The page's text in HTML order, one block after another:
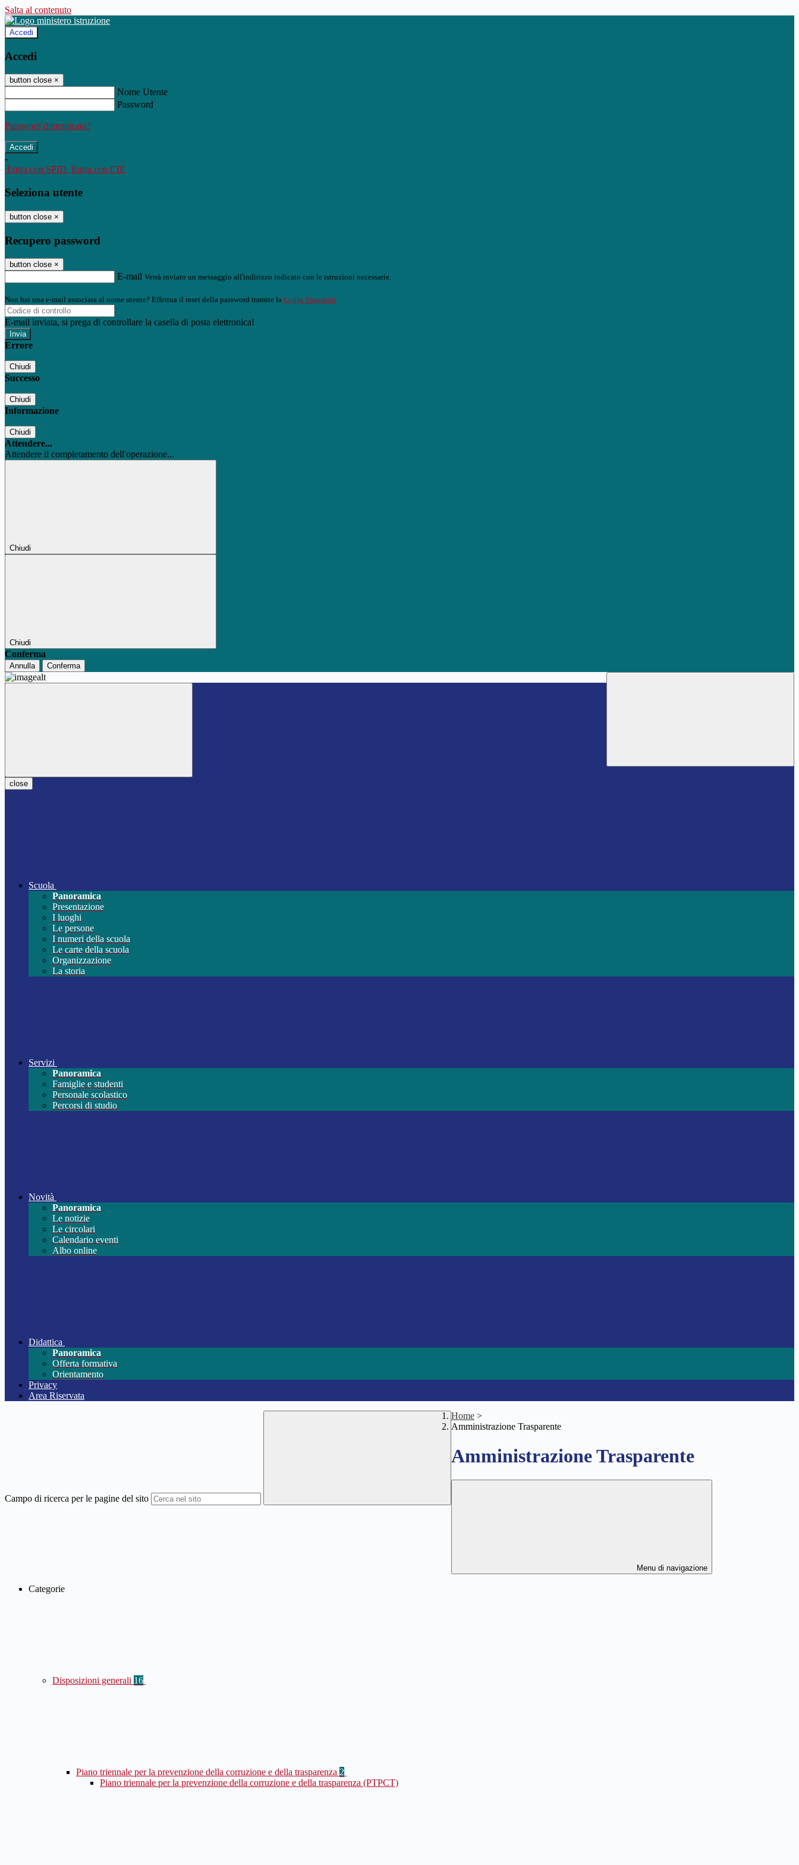
Salta al contenuto
Accedi
Accedi
button close ×
Nome Utente
Password
Password dimenticata?
-
Entra con SPID Entra con CIE
Seleziona utente
button close ×
Recupero password
button close ×
E-mail Verrà inviato un messaggio all'indirizzo indicato con le istruzioni necessarie.
Non hai una e-mail associata al nome utente? Effettua il reset della password tramite la Login Spaggiari
E-mail inviata, si prega di controllare la casella di posta elettronica!
Errore
Chiudi
Successo
Chiudi
Informazione
Chiudi
Attendere...
Attendere il completamento dell'operazione...
Chiudi
Chiudi
Conferma
Annulla Conferma
close
Scuola
Panoramica
Presentazione
I luoghi
Le persone
I numeri della scuola
Le carte della scuola
Organizzazione
La storia
Servizi
Panoramica
Famiglie e studenti
Personale scolastico
Percorsi di studio
Novità
Panoramica
Le notizie
Le circolari
Calendario eventi
Albo online
Didattica
Panoramica
Offerta formativa
Orientamento
Privacy
Area Riservata
Campo di ricerca per le pagine del sito
Home >
Amministrazione Trasparente
Amministrazione Trasparente
Menu di navigazione
Categorie
Disposizioni generali 16
Piano triennale per la prevenzione della corruzione e della trasparenza 2
Piano triennale per la prevenzione della corruzione e della trasparenza (PTPCT)